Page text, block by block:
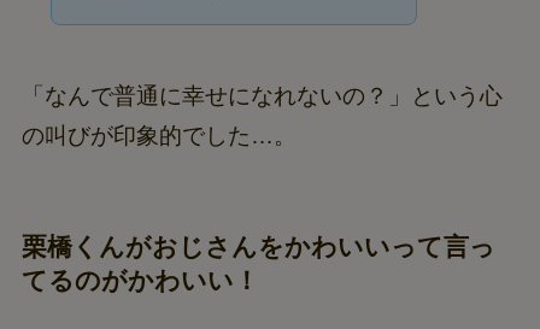
「なんで普通に幸せになれないの？」という心
の叫びが印象的でした…。
栗橋くんがおじさんをかわいいって言っ
てるのがかわいい！